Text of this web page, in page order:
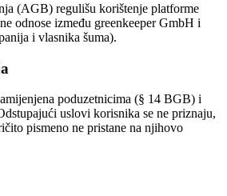
(AGB) regulišu korištenje platforme
odnose između greenkeeper GmbH i
i vlasnika šuma).
poduzetnicima (§ 14 BGB) i
uslovi korisnika se ne priznaju,
pismeno ne pristane na njihovo